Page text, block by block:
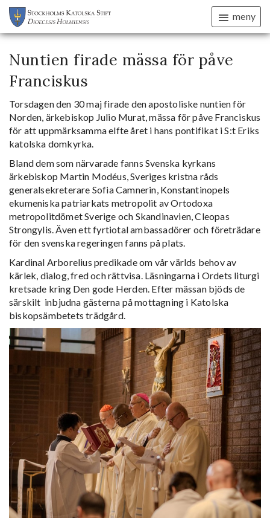
meny
Nuntien firade mässa för påve
Franciskus
Torsdagen den 30 maj firade den apostoliske nuntien för
Norden, ärkebiskop Julio Murat, mässa för påve Franciskus
för att uppmärksamma elfte året i hans pontifikat i S:t Eriks
katolska domkyrka.
Bland dem som närvarade fanns Svenska kyrkans
ärkebiskop Martin Modéus, Sveriges kristna råds
generalsekreterare Sofia Camnerin, Konstantinopels
ekumeniska patriarkats metropolit av Ortodoxa
metropolitdömet Sverige och Skandinavien, Cleopas
Strongylis. Även ett fyrtiotal ambassadörer och företrädare
för den svenska regeringen fanns på plats.
Kardinal Arborelius predikade om vår världs behov av
kärlek, dialog, fred och rättvisa. Läsningarna i Ordets liturgi
kretsade kring Den gode Herden. Efter mässan bjöds de
särskilt inbjudna gästerna på mottagning i Katolska
biskopsämbetets trädgård.